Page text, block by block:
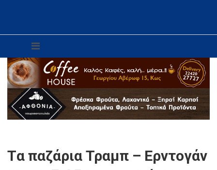
Tα παζάρια Τραμπ – Ερντογάν